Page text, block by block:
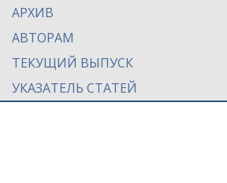
АРХИВ
АВТОРАМ
ТЕКУЩИЙ ВЫПУСК
УКАЗАТЕЛЬ СТАТЕЙ